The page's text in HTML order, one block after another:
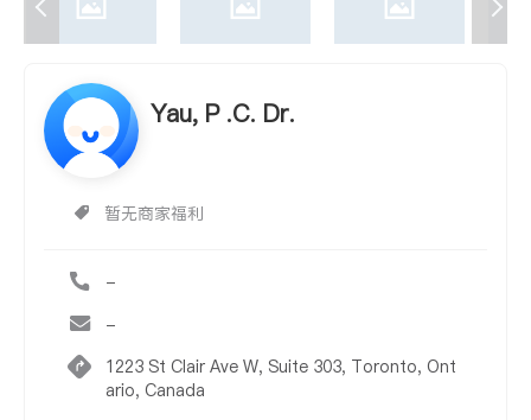
Yau, P .C. Dr.
暂无商家福利
-
-
1223 St Clair Ave W, Suite 303, Toronto, Ont
ario, Canada